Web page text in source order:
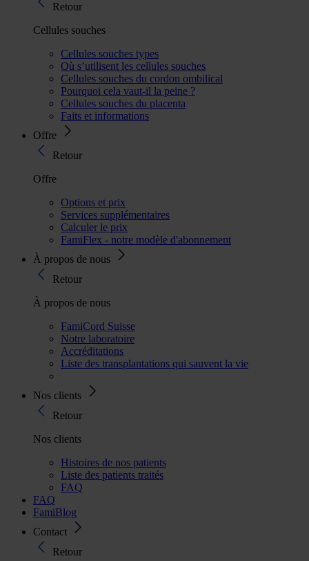
Retour
Cellules souches
Cellules souches types
Où s’utilisent les cellules souches
Cellules souches du cordon ombilical
Pourquoi cela vaut-il la peine ?
Cellules souches du placenta
Faits et informations
Offre
Retour
Offre
Options et prix
Services supplémentaires
Calculer le prix
FamiFlex - notre modèle d'abonnement
À propos de nous
Retour
À propos de nous
FamiCord Suisse
Notre laboratoire
Accréditations
Liste des transplantations qui sauvent la vie
Nos clients
Retour
Nos clients
Histoires de nos patients
Liste des patients traités
FAQ
FAQ
FamiBlog
Contact
Retour